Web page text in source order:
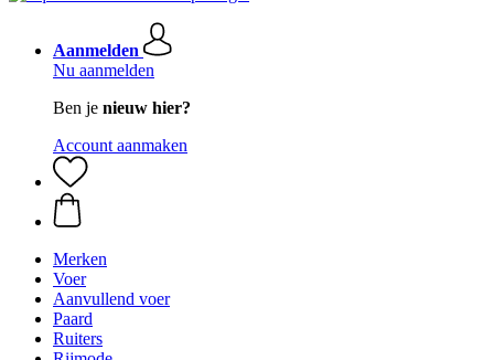
Aanmelden
Nu aanmelden
Ben je nieuw hier?
Account aanmaken
Merken
Voer
Aanvullend voer
Paard
Ruiters